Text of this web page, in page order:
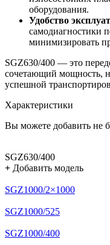
оборудования.
Удобство
самодиагностики
минимизировать
SGZ630/400 — это
сочетающий мощность,
успешной
Характеристики
Вы можете добавить не
SGZ630/400
+ Добавить модель
SGZ1000/2×1000
SGZ1000/525
SGZ1000/400